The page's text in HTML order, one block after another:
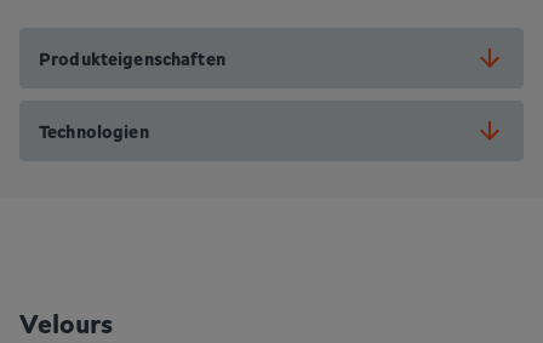
Produkteigenschaften
Technologien
Velours